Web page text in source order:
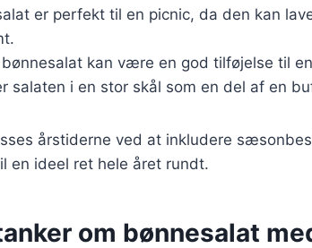
er perfekt til en picnic, da den kan
bønnesalat kan være en god tilføjelse til
salaten i en stor skål som en del af en
årstiderne ved at inkludere
en ideel ret hele året rundt.
om bønnesalat